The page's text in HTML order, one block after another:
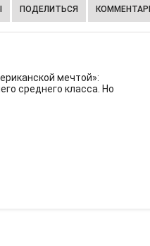
ПОДЕЛИТЬСЯ
мечтой»:
среднего класса. Но